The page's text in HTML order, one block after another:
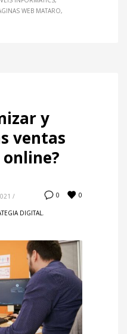
WEB MATARO
y
ventas
0 0
/
DIGITAL ,